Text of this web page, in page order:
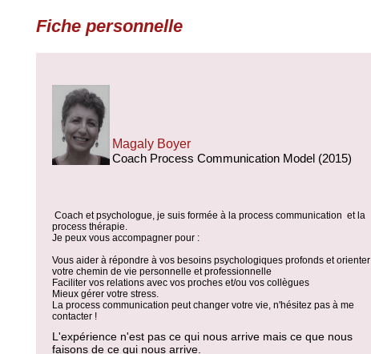
Fiche personnelle
Magaly Boyer
Coach Process Communication Model (2015)
Coach et psychologue, je suis formée à la process communication et la
process thérapie.
Je peux vous accompagner pour :
Vous aider à répondre à vos besoins psychologiques profonds et orienter
votre chemin de vie personnelle et professionnelle
Faciliter vos relations avec vos proches et/ou vos collègues
Mieux gérer votre stress.
La process communication peut changer votre vie, n'hésitez pas à me
contacter !
L'expérience n'est pas ce qui nous arrive mais ce que nous
faisons de ce qui nous arrive.